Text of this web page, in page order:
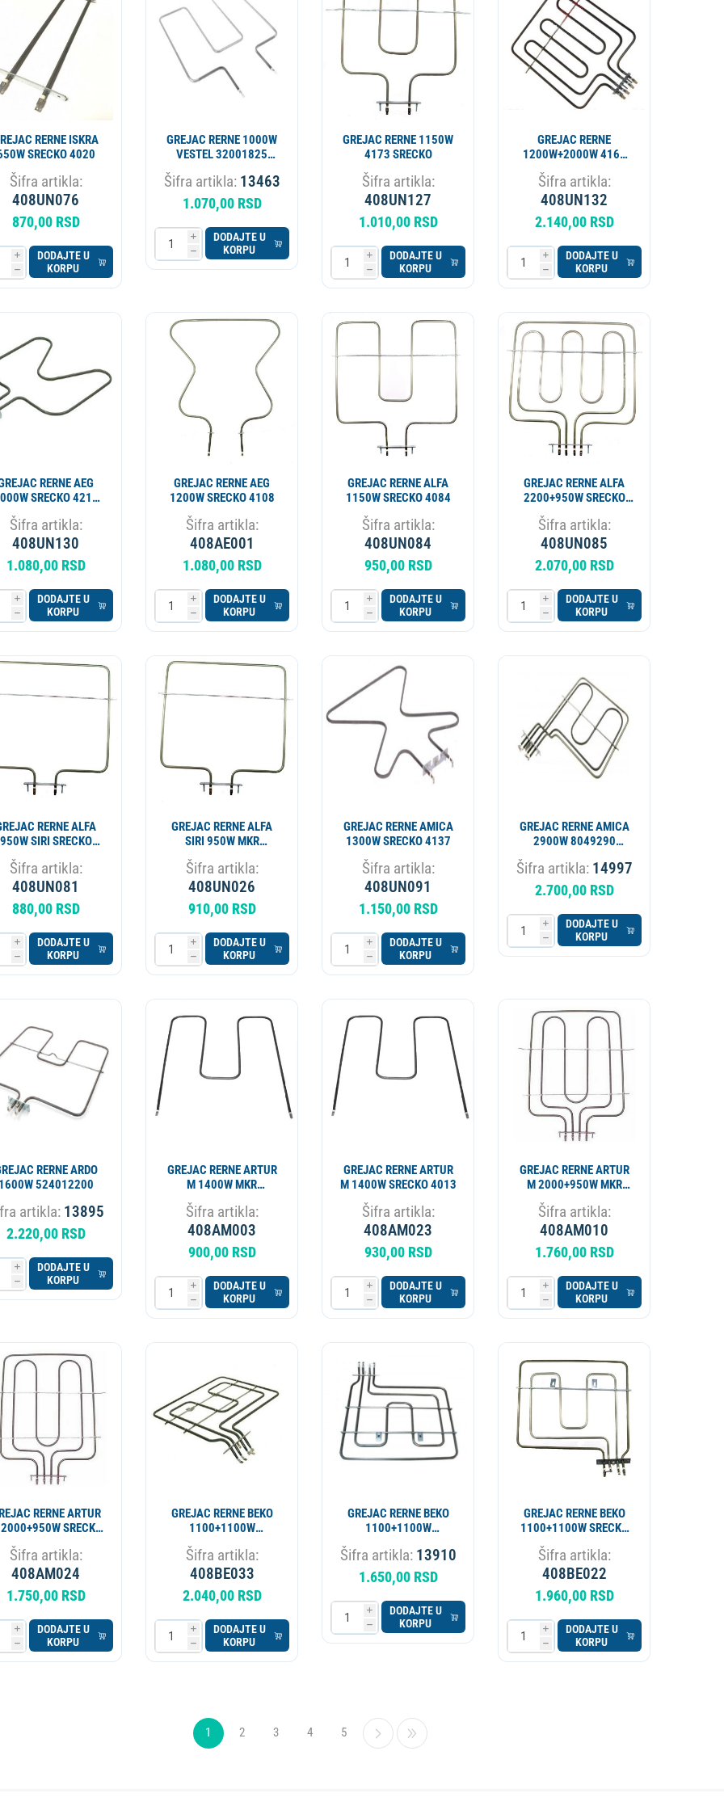
MIKROTALASNA
KOTAO
KUCNI LEDOMAT APARAT ZA PIVO
RERNE ISKRA
SRECKO 4020
Šifra artikla:
408UN076
870,00 RSD
i
h
DODAJTE U
KORPU
GREJAC RERNE 1000W
VESTEL 32001825
Šifra artikla: 13463
1.070,00 RSD
i
h
DODAJTE U
KORPU
GREJAC RERNE 1150W
4173 SRECKO
Šifra artikla:
408UN127
1.010,00 RSD
i
h
DODAJTE U
KORPU
GREJAC RERNE
1200W+2000W 4164
Šifra artikla:
408UN132
2.140,00 RSD
i
h
DODAJTE U
KORPU
RERNE AEG
SRECKO 4218
Šifra artikla:
408UN130
1.080,00 RSD
i
h
DODAJTE U
KORPU
GREJAC RERNE AEG
1200W SRECKO 4108
Šifra artikla:
408AE001
1.080,00 RSD
i
h
DODAJTE U
KORPU
GREJAC RERNE ALFA
1150W SRECKO 4084
Šifra artikla:
408UN084
950,00 RSD
i
h
DODAJTE U
KORPU
GREJAC RERNE ALFA
2200+950W SRECKO
Šifra artikla:
408UN085
2.070,00 RSD
i
h
DODAJTE U
KORPU
RERNE ALFA
950W SIRI SRECKO
Šifra artikla:
408UN081
880,00 RSD
i
h
DODAJTE U
KORPU
GREJAC RERNE ALFA
SIRI 950W MKR
20206400.0
Šifra artikla:
408UN026
910,00 RSD
i
h
DODAJTE U
KORPU
GREJAC RERNE AMICA
1300W SRECKO 4137
Šifra artikla:
408UN091
1.150,00 RSD
i
h
DODAJTE U
KORPU
GREJAC RERNE AMICA
2900W 8049290
8071981
Šifra artikla: 14997
2.700,00 RSD
i
h
DODAJTE U
KORPU
RERNE ARDO
1600W 524012200
artikla: 13895
2.220,00 RSD
i
h
DODAJTE U
KORPU
GREJAC RERNE ARTUR
M 1400W MKR
Šifra artikla:
408AM003
900,00 RSD
i
h
DODAJTE U
KORPU
GREJAC RERNE ARTUR
M 1400W SRECKO 4013
Šifra artikla:
408AM023
930,00 RSD
i
h
DODAJTE U
KORPU
GREJAC RERNE ARTUR
M 2000+950W MKR
20201100.1
Šifra artikla:
408AM010
1.760,00 RSD
i
h
DODAJTE U
KORPU
RERNE ARTUR
SRECKO
Šifra artikla:
408AM024
1.750,00 RSD
i
h
DODAJTE U
KORPU
GREJAC RERNE BEKO
1100+1100W
262900064 4117
ORIGINAL ALT. 13910
Šifra artikla:
408BE033
2.040,00 RSD
i
h
DODAJTE U
KORPU
GREJAC RERNE BEKO
1100+1100W
SAHTERM ALT.
408BE033
Šifra artikla: 13910
1.650,00 RSD
i
h
DODAJTE U
KORPU
GREJAC RERNE BEKO
1100+1100W SRECKO
Šifra artikla:
408BE022
1.960,00 RSD
i
h
DODAJTE U
KORPU
1 2 3 4 5